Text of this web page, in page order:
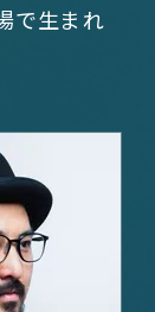
で生まれ